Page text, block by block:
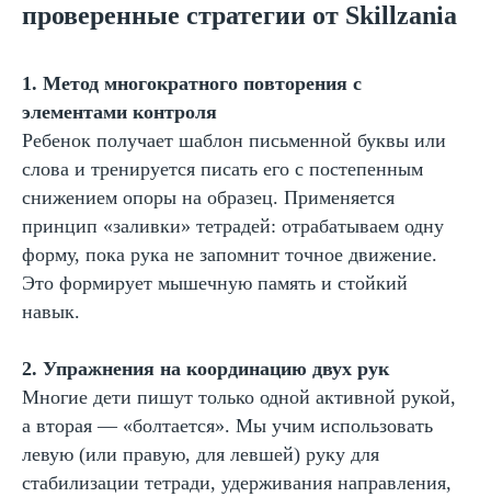
проверенные стратегии от Skillzania
1. Метод многократного повторения с
элементами контроля
Ребенок получает шаблон письменной буквы или
слова и тренируется писать его с постепенным
снижением опоры на образец. Применяется
принцип «заливки» тетрадей: отрабатываем одну
форму, пока рука не запомнит точное движение.
Это формирует мышечную память и стойкий
навык.
2. Упражнения на координацию двух рук
Многие дети пишут только одной активной рукой,
а вторая — «болтается». Мы учим использовать
левую (или правую, для левшей) руку для
стабилизации тетради, удерживания направления,
Автор образовательных программ
Записаться на
пробный урок
Имя
Email
Телефон
Промокод:
Только до 7 августа
Двойная выгода этим летом:
−20% на любой абонемент
+ второй курс в подарок*